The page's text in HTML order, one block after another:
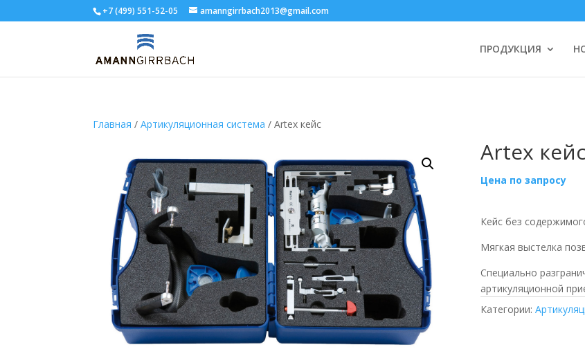
+7 (499) 551-52-05 amanngirrbach2013@gmail.com
ПРОДУКЦИЯ
Главная /Артикуляционная система / Artex кейс
Artex кейс
Цена по запросу
Кейс без
Мягкая выстелка
Специально
артикуляционной
Категории: